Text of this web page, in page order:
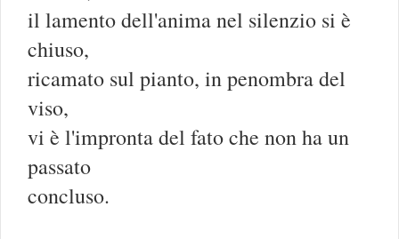
il lamento dell'anima nel silenzio si è
chiuso,
ricamato sul pianto, in penombra del
viso,
vi è l'impronta del fato che non ha un
passato
concluso.